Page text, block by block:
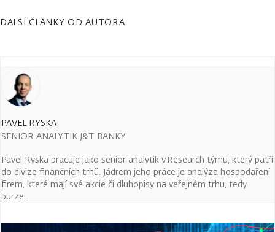
DALŠÍ ČLÁNKY OD AUTORA
PAVEL RYSKA
SENIOR ANALYTIK J&T BANKY
Pavel Ryska pracuje jako senior analytik v Research týmu, který patří
do divize finančních trhů. Jádrem jeho práce je analýza hospodaření
firem, které mají své akcie či dluhopisy na veřejném trhu, tedy
burze.